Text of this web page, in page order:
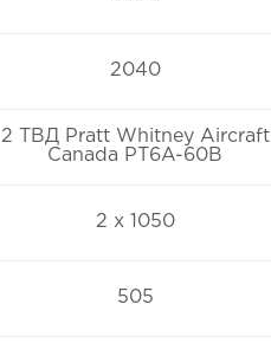
2040
2 ТВД Pratt Whitney Aircraft
Canada PT6A-60B
2 х 1050
505